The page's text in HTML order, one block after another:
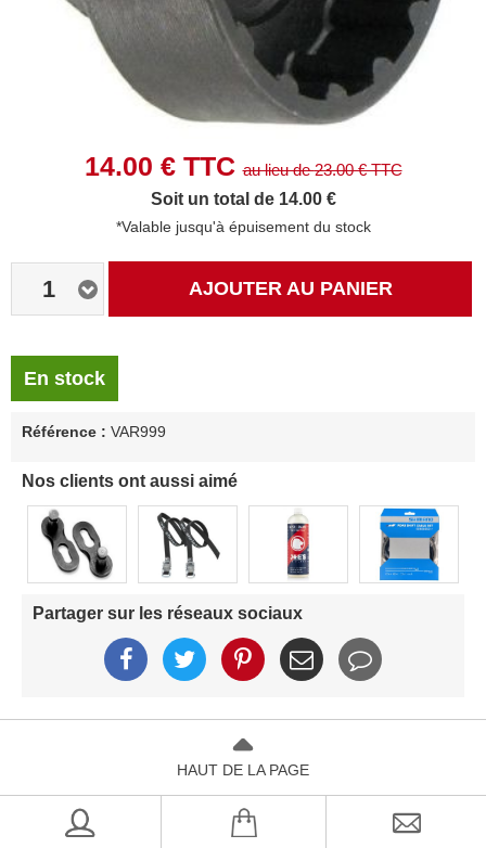
14.00 € TTCau lieu de23.00€ TTC
Soit un total de 14.00 €
*Valable jusqu'à épuisement du stock
1 AJOUTER AU PANIER
En stock
Référence : VAR999
Nos clients ont aussi aimé
Partager sur les réseaux sociaux
HAUT DE LA PAGE